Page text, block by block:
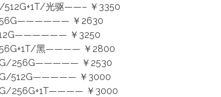
512G+1T/光驱——– ￥3350
256G—————— ￥2630
￥3250
黑———— ￥2800
8G/256G————— ￥2530
8G/512G————— ￥3000
256G+1T———— ￥3000